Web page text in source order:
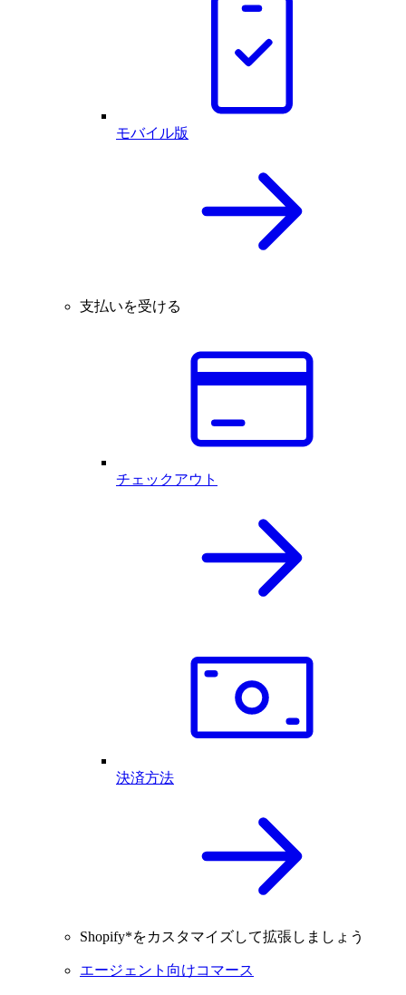
モバイル版
支払いを受ける
チェックアウト
決済方法
Shopify*をカスタマイズして拡張しましょう
エージェント向けコマース